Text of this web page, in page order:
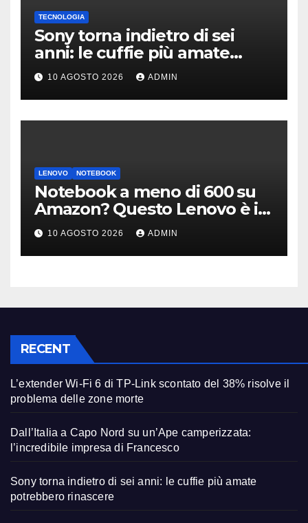
TECNOLOGIA
Sony torna indietro di sei
anni: le cuffie più amate
potrebbero rinascere
10 AGOSTO 2026 ADMIN
LENOVO NOTEBOOK
Notebook a meno di 600 su
Amazon? Questo Lenovo è il
modello giusto (anche a rate)
10 AGOSTO 2026 ADMIN
RECENT
L’extender Wi-Fi 6 di TP-Link scontato del 38% risolve il
problema delle zone morte
Dall’Italia a Capo Nord su un’Ape camperizzata:
l’incredibile impresa di Francesco
Sony torna indietro di sei anni: le cuffie più amate
potrebbero rinascere